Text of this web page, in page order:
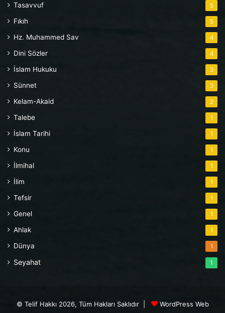
Tasavvuf 5
Fıkıh 5
Hz. Muhammed Sav 4
Dini Sözler 4
İslam Hukuku 3
Sünnet 3
Kelam-Akaid 2
Talebe 1
İslam Tarihi 1
Konu 1
İlmihal 1
İlim 1
Tefsir 1
Genel 1
Ahlak 1
Dünya 1
Seyahat 1
© Telif Hakkı 2026, Tüm Hakları Saklıdır | WordPress Web